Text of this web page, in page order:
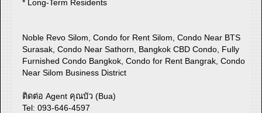
* Long-Term Residents
Noble Revo Silom, Condo for Rent Silom, Condo Near BTS
Surasak, Condo Near Sathorn, Bangkok CBD Condo, Fully
Furnished Condo Bangkok, Condo for Rent Bangrak, Condo
Near Silom Business District
ติดต่อ Agent คุณบัว (Bua)
Tel: 093-646-4597